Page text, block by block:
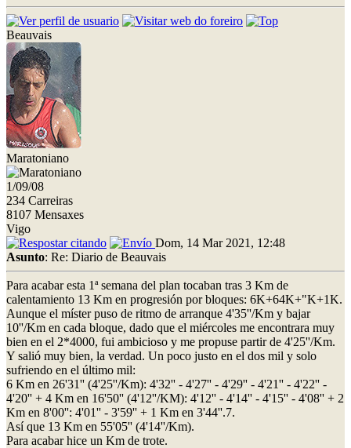
Beauvais
Maratoniano
1/09/08
234 Carreiras
8107 Mensaxes
Vigo
Dom, 14 Mar 2021, 12:48
Asunto: Re: Diario de Beauvais
Para acabar esta 1ª semana del plan tocaban tras 3 Km de
calentamiento 13 Km en progresión por bloques: 6K+64K+"K+1K.
Aunque el míster puso de ritmo de arranque 4'35''/Km y bajar
10''/Km en cada bloque, dado que el miércoles me encontrara muy
bien en el 2*4000, fui ambicioso y me propuse partir de 4'25''/Km.
Y salió muy bien, la verdad. Un poco justo en el dos mil y solo
sufriendo en el último mil:
6 Km en 26'31'' (4'25''/Km): 4'32'' - 4'27'' - 4'29'' - 4'21'' - 4'22'' -
4'20'' + 4 Km en 16'50'' (4'12''/KM): 4'12'' - 4'14'' - 4'15'' - 4'08'' + 2
Km en 8'00'': 4'01'' - 3'59'' + 1 Km en 3'44''.7.
Así que 13 Km en 55'05'' (4'14''/Km).
Para acabar hice un Km de trote.